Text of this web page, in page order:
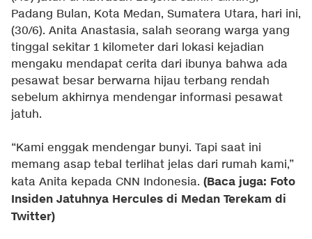
Padang Bulan, Kota Medan, Sumatera Utara, hari ini,
(30/6). Anita Anastasia, salah seorang warga yang
tinggal sekitar 1 kilometer dari lokasi kejadian
mengaku mendapat cerita dari ibunya bahwa ada
pesawat besar berwarna hijau terbang rendah
sebelum akhirnya mendengar informasi pesawat
jatuh.
“Kami enggak mendengar bunyi. Tapi saat ini
memang asap tebal terlihat jelas dari rumah kami,”
kata Anita kepada CNN Indonesia. (Baca juga: Foto
Insiden Jatuhnya Hercules di Medan Terekam di
Twitter)